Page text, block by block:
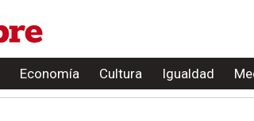
Economía Cultura Igualdad